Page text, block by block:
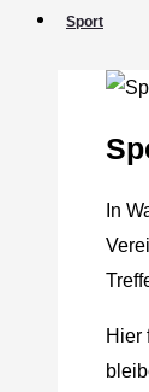
Sport
In
Hier